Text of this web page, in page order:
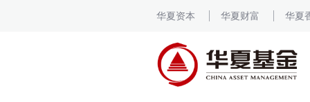
华夏资本 华夏财富 华夏